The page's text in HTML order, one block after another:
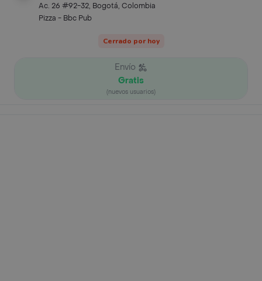
Ac. 26 #92-32, Bogotá, Colombia
Pizza - Bbc Pub
Cerrado por hoy
Envío
Gratis
(nuevos usuarios)